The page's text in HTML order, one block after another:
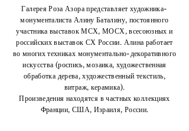
Галерея Роза Азора представляет художника-
монументалиста Алину Баталину, постоянного
участника выставок МСХ, МОСХ, всесоюзных и
российских выставок СХ России. Алина работает
во многих техниках монументально-декоративного
искусства (роспись, мозаика, художественная
обработка дерева, художественный текстиль,
витраж, керамика).
Произведения находятся в частных коллекциях
Франции, США, Израиля, России.